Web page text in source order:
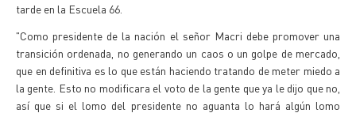
tarde en la Escuela 66.
"Como presidente de la nación el señor Macri debe promover una
transición ordenada, no generando un caos o un golpe de mercado,
que en definitiva es lo que están haciendo tratando de meter miedo a
la gente. Esto no modificara el voto de la gente que ya le dijo que no,
así que si el lomo del presidente no aguanta lo hará algún lomo